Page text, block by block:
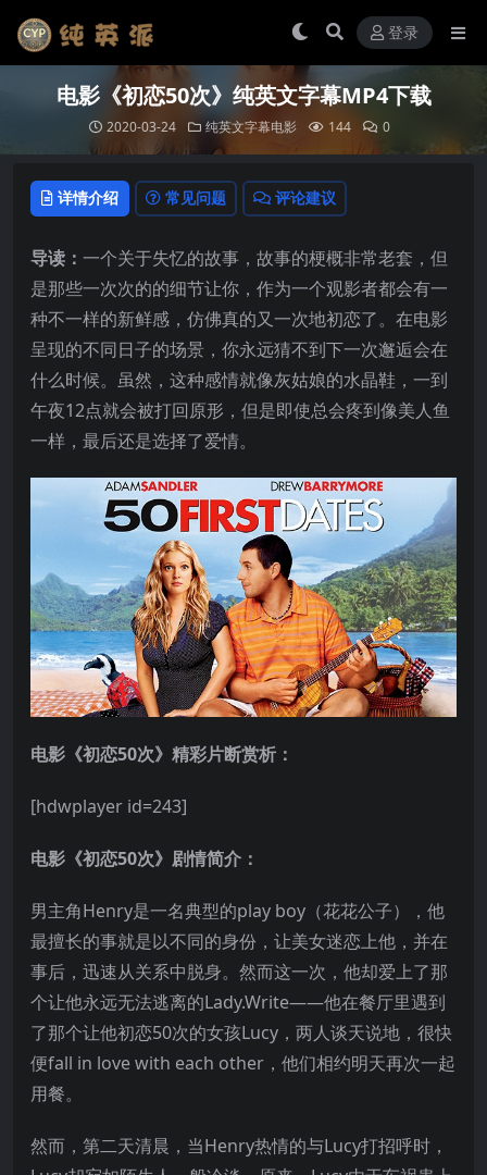
登录
电影《初恋50次》纯英文字幕MP4下载
2020-03-24 纯英文字幕电影 144 0
详情介绍 常见问题 评论建议
导读： 一个关于失忆的故事，故事的梗概非常老套，但
是那些一次次的的细节让你，作为一个观影者都会有一
种不一样的新鲜感，仿佛真的又一次地初恋了。在电影
呈现的不同日子的场景，你永远猜不到下一次邂逅会在
什么时候。虽然，这种感情就像灰姑娘的水晶鞋，一到
午夜12点就会被打回原形，但是即使总会疼到像美人鱼
一样，最后还是选择了爱情。
电影《初恋50次》精彩片断赏析：
[hdwplayer id=243]
电影《初恋50次》剧情简介：
男主角Henry是一名典型的play boy（花花公子），他
最擅长的事就是以不同的身份，让美女迷恋上他，并在
事后，迅速从关系中脱身。然而这一次，他却爱上了那
个让他永远无法逃离的Lady.Write——他在餐厅里遇到
了那个让他初恋50次的女孩Lucy，两人谈天说地，很快
便fall in love with each other，他们相约明天再次一起
用餐。
然而，第二天清晨，当Henry热情的与Lucy打招呼时，